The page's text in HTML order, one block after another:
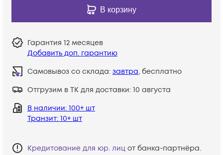
В корзину
Гарантия 12 месяцев
Добавить доп. гарантию
Самовывоз со склада: завтра, бесплатно
Отгрузим в ТК для доставки: 10 августа
В наличии: 100+ шт
Транзит: 10+ шт
Кредитование для юр. лиц от банка-партнёра.